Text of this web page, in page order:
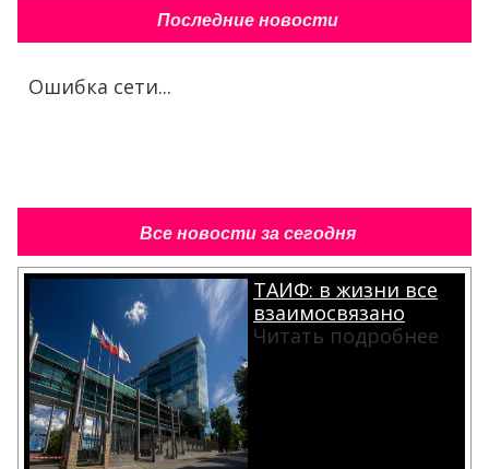
Последние новости
Ошибка сети...
Все новости за сегодня
ТАИФ: в жизни все
взаимосвязано
Читать подробнее